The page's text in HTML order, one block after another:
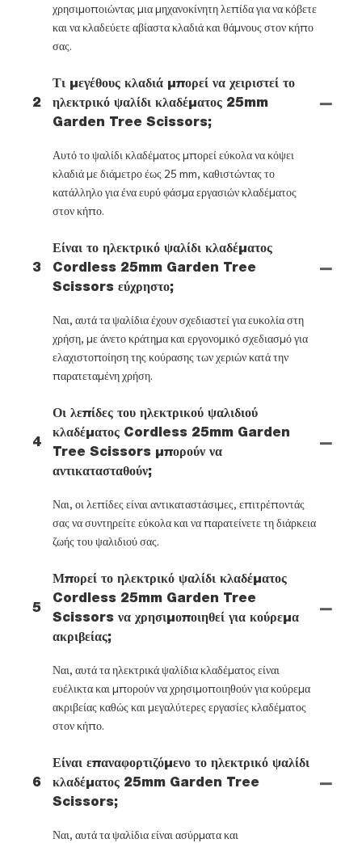
χρησιμοποιώντας μια μηχανοκίνητη λεπίδα για να κόβετε
και να κλαδεύετε αβίαστα κλαδιά και θάμνους στον κήπο
σας.
2
Τι μεγέθους κλαδιά μπορεί να χειριστεί το
ηλεκτρικό ψαλίδι κλαδέματος 25mm
Garden Tree Scissors;
Αυτό το ψαλίδι κλαδέματος μπορεί εύκολα να κόψει
κλαδιά με διάμετρο έως 25 mm, καθιστώντας το
κατάλληλο για ένα ευρύ φάσμα εργασιών κλαδέματος
στον κήπο.
3
Είναι το ηλεκτρικό ψαλίδι κλαδέματος
Cordless 25mm Garden Tree
Scissors εύχρηστο;
Ναι, αυτά τα ψαλίδια έχουν σχεδιαστεί για ευκολία στη
χρήση, με άνετο κράτημα και εργονομικό σχεδιασμό για
ελαχιστοποίηση της κούρασης των χεριών κατά την
παρατεταμένη χρήση.
4
Οι λεπίδες του ηλεκτρικού ψαλιδιού
κλαδέματος Cordless 25mm Garden
Tree Scissors μπορούν να
αντικατασταθούν;
Ναι, οι λεπίδες είναι αντικαταστάσιμες, επιτρέποντάς
σας να συντηρείτε εύκολα και να παρατείνετε τη διάρκεια
ζωής του ψαλιδιού σας.
5
Μπορεί το ηλεκτρικό ψαλίδι κλαδέματος
Cordless 25mm Garden Tree
Scissors να χρησιμοποιηθεί για κούρεμα
ακριβείας;
Ναι, αυτά τα ηλεκτρικά ψαλίδια κλαδέματος είναι
ευέλικτα και μπορούν να χρησιμοποιηθούν για κούρεμα
ακριβείας καθώς και μεγαλύτερες εργασίες κλαδέματος
στον κήπο.
6
Είναι επαναφορτιζόμενο το ηλεκτρικό ψαλίδι
κλαδέματος 25mm Garden Tree
Scissors;
Ναι, αυτά τα ψαλίδια είναι ασύρματα και